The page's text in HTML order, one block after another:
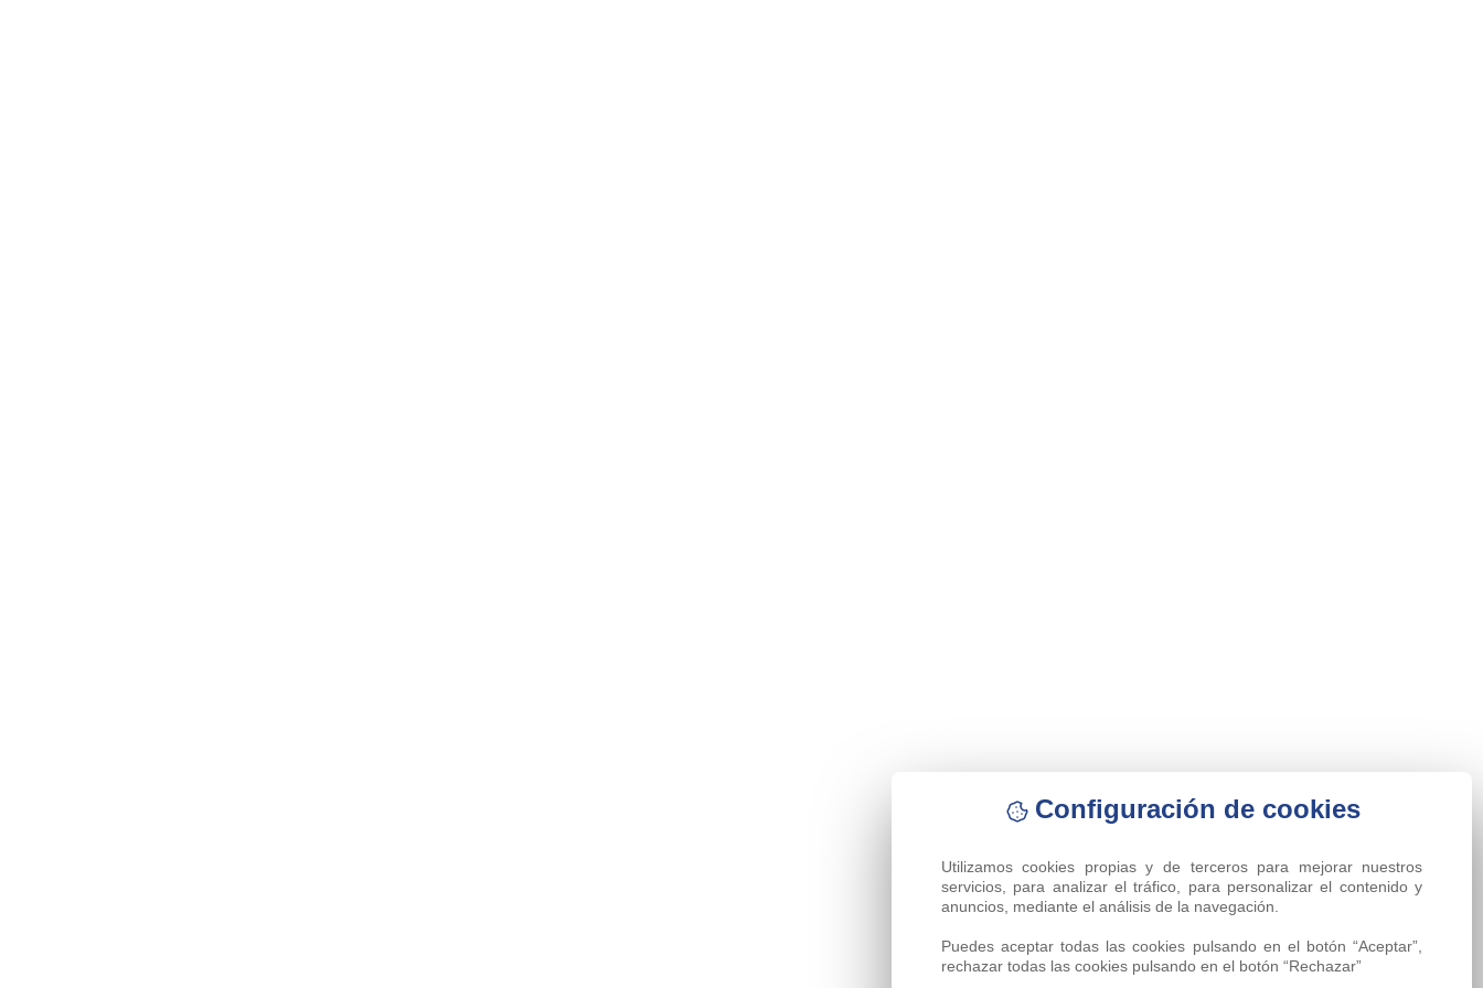
Configuración de cookies
Utilizamos cookies propias y de terceros para mejorar nuestros
servicios, para analizar el tráfico, para personalizar el contenido y
anuncios, mediante el análisis de la navegación.
Puedes aceptar todas las cookies pulsando en el botón “Aceptar”,
rechazar todas las cookies pulsando en el botón “Rechazar”